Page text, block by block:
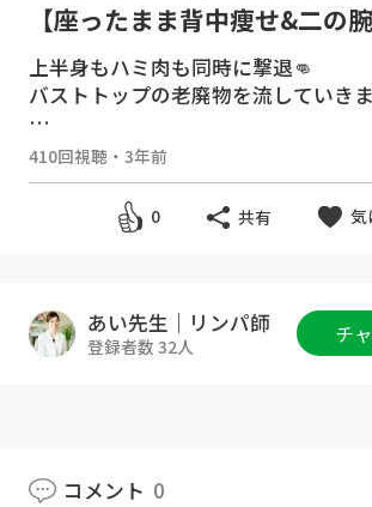
【座ったまま背中痩せ&二の
肪落とすには肩甲骨から！リ
ジで上半身痩せ
上半身もハミ肉も同時に撃退👊
バストトップの老廃物を流していき
----------------------------------------
🎀まだお友達になっていない方へ🎀
↓あい先生とLINEで繋がる↓
https://lin.ee/Xmjqn3j
LINEお友達追加で、あい先生が、
"あなたのリンパ今どれぐらい流れ
＜ただいま準備中＞
410回視聴 ・ 3年前
0 共有 気
あい先生｜リンパ師
登録者数 32人
チ
コメント 0